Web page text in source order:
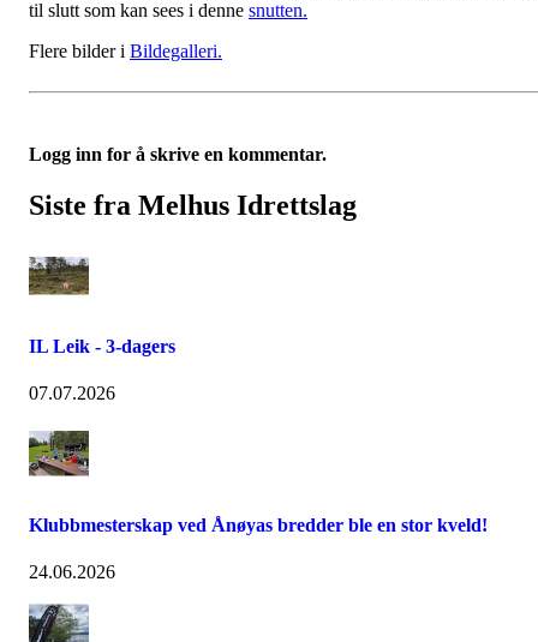
til slutt som kan sees i denne snutten.
Flere bilder i Bildegalleri.
Logg inn for å skrive en kommentar.
Siste fra Melhus Idrettslag
IL Leik - 3-dagers
07.07.2026
Klubbmesterskap ved Ånøyas bredder ble en stor kveld!
24.06.2026